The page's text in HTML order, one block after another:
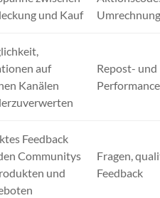
und Kauf
auf
Kanälen
Repost- und
Performance
Feedback
Communitys
und
Fragen,
Feedback